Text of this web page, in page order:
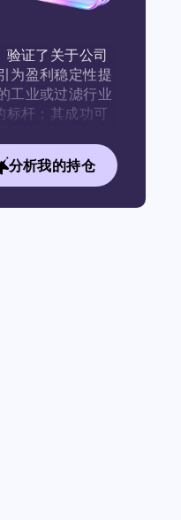
证了关于公司
为盈利稳定性提
工业或过滤行业
标杆；其成功可
分析我的持仓